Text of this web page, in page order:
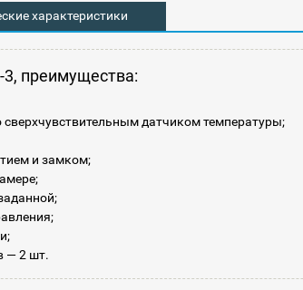
характеристики
преимущества:
датчиком температуры;
и замком;
— 2 шт.